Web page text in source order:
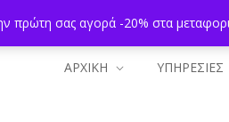
ΑΡΧΙΚΗ ΥΠΗΡΕΣΙΕΣ
πρώτη σας αγορά -20% στα